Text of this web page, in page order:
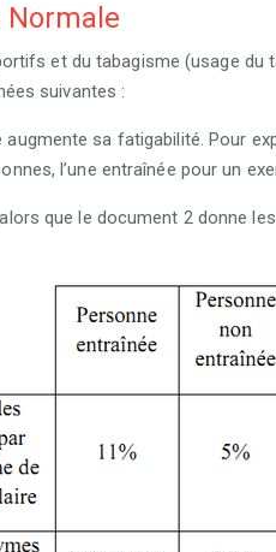
Normale
et du tabagisme (usage
suivantes :
sa fatigabilité. Pour
l’une entraînée pour un
que le document 2 donne